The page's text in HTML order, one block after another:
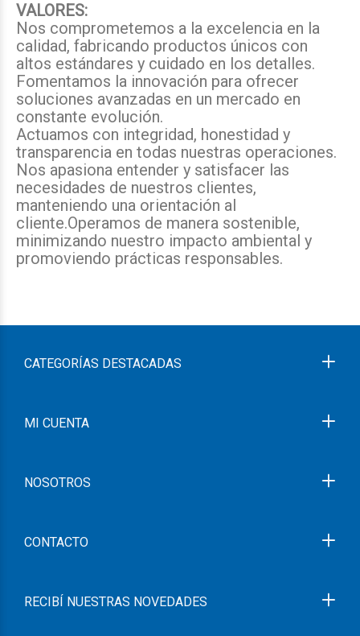
VALORES:
Nos comprometemos a la excelencia en la
calidad, fabricando productos únicos con
altos estándares y cuidado en los detalles.
Fomentamos la innovación para ofrecer
soluciones avanzadas en un mercado en
constante evolución.
Actuamos con integridad, honestidad y
transparencia en todas nuestras operaciones.
Nos apasiona entender y satisfacer las
necesidades de nuestros clientes,
manteniendo una orientación al
cliente.Operamos de manera sostenible,
minimizando nuestro impacto ambiental y
promoviendo prácticas responsables.
RECIBÍ NUESTRAS NOVEDADES
CATEGORÍAS DESTACADAS
MI CUENTA
NOSOTROS
CONTACTO